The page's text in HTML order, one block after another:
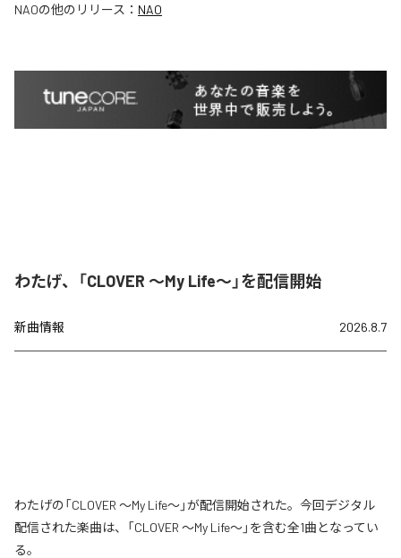
NAOの他のリリース： NAO
わたげ、「CLOVER ～My Life～」を配信開始
新曲情報 2026.8.7
わたげの「CLOVER ～My Life～」が配信開始された。今回デジタル
配信された楽曲は、「CLOVER ～My Life～」を含む全1曲となってい
る。